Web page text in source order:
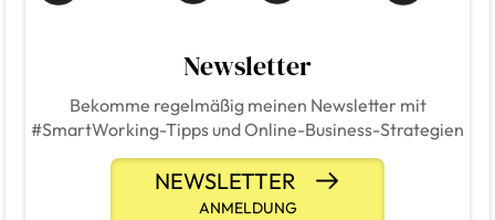
Newsletter
Bekomme regelmäßig meinen Newsletter mit
#SmartWorking-Tipps und Online-Business-Strategien
NEWSLETTER
ANMELDUNG